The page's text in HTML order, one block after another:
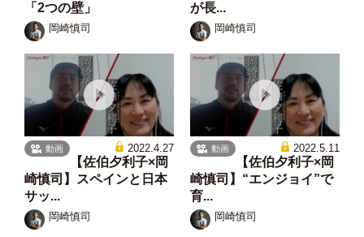
「2つの壁」
岡崎慎司
が長...
岡崎慎司
動画 2022.4.27
【佐伯夕利子×岡
崎慎司】スペインと日本
サッ...
岡崎慎司
動画 2022.5.11
【佐伯夕利子×岡
崎慎司】“エンジョイ”で
育...
岡崎慎司